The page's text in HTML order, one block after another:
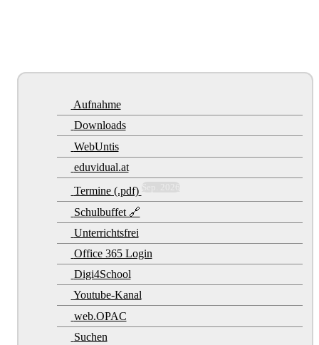
Aufnahme
Downloads
WebUntis
eduvidual.at
Termine (.pdf)
Schulbuffet 🔗
Unterrichtsfrei
Office 365 Login
Digi4School
Youtube-Kanal
web.OPAC
Suchen